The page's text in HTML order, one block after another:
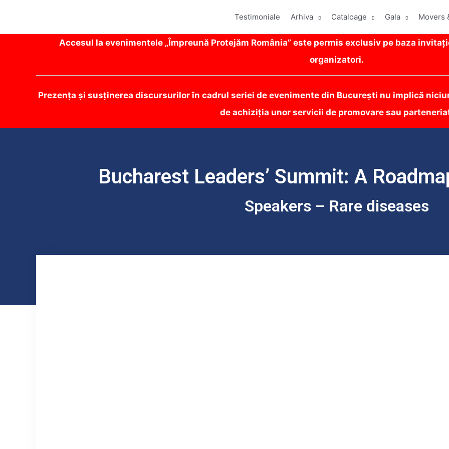
Testimoniale Arhiva Cataloage Gala Movers
Accesul la evenimentele „Împreună Protejăm România” este permis exclusiv pe baza
organizatori.
Prezența și susținerea discursurilor în cadrul seriei de evenimente din București nu implică
de achiziția unor servicii de promovare sau
Bucharest Leaders’ Summit: A
Speakers – Rare diseases